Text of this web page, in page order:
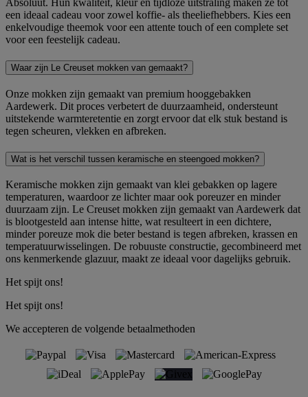
Absoluut. Hun kwaliteit, kleur en tijdloze uitstraling maken ze tot
een ideaal cadeau voor zowel koffie- als theeliefhebbers. Kies een
enkelvoudige theemok voor een attente touch of een complete set
voor een feestelijk cadeau.
Waar zijn Le Creuset mokken van gemaakt?
Onze mokken zijn gemaakt van premium hooggebakken
Aardewerk. Dit proces verbetert de duurzaamheid, ondersteunt
uitstekende warmteretentie en zorgt ervoor dat elk stuk bestand is
tegen scheuren, vlekken en afbreken.
Wat is het verschil tussen keramische en steengoed mokken?
Keramische mokken zijn gemaakt van klei gebakken op lagere
temperaturen, waardoor ze lichter maar ook poreuzer en minder
duurzaam zijn. Le Creuset mokken zijn gemaakt van Aardewerk dat
is blootgesteld aan intense hitte, wat resulteert in een dichtere,
minder poreuze mok die beter bestand is tegen afbreken, krassen en
temperatuurwisselingen. De robuuste constructie, gecombineerd met
ons kenmerkende glazuur, maakt ze ideaal voor dagelijks gebruik.
Het spijt ons!
Het spijt ons!
We accepteren de volgende betaalmethoden